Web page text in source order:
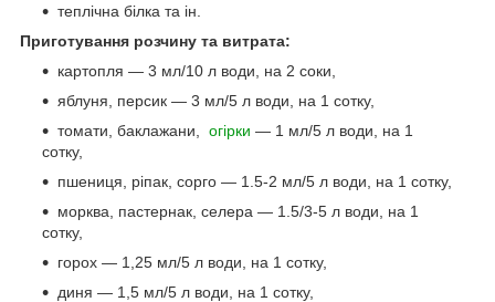
теплічна білка та ін.
Приготування розчину та витрата:
картопля — 3 мл/10 л води, на 2 соки,
яблуня, персик — 3 мл/5 л води, на 1 сотку,
томати, баклажани,
огірки — 1 мл/5 л води, на 1
сотку,
пшениця, ріпак, сорго — 1.5-2 мл/5 л води, на 1 сотку,
морква, пастернак, селера — 1.5/3-5 л води, на 1
сотку,
горох — 1,25 мл/5 л води, на 1 сотку,
диня — 1,5 мл/5 л води, на 1 сотку,